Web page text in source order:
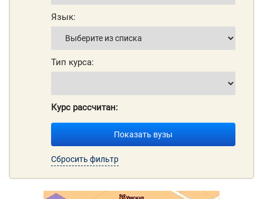
Язык:
Тип курса:
Курс рассчитан:
Показать вузы
Сбросить фильтр